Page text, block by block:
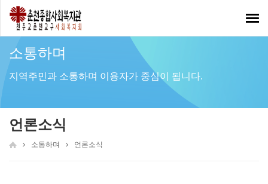
소통하며
지역주민과 소통하며 이용자가 중심이 됩니다.
언론소식
소통하며 언론소식